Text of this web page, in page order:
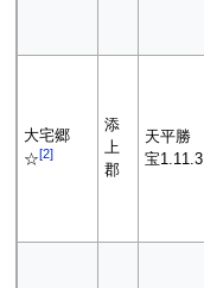
大宅郷
☆[2]
添
上
郡
天平勝
宝1.11.3